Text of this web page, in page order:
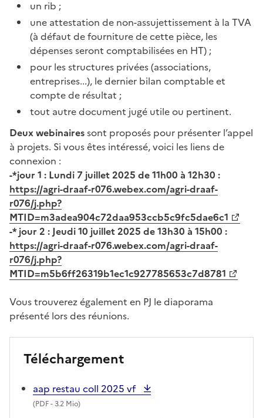
un rib ;
une attestation de non-assujettissement à la TVA
(à défaut de fourniture de cette pièce, les
dépenses seront comptabilisées en HT) ;
pour les structures privées (associations,
entreprises...), le dernier bilan comptable et
compte de résultat ;
tout autre document jugé utile ou pertinent.
Deux webinairessont proposés pour présenter l’appel
à projets. Si vous êtes intéressé, voici les liens de
connexion :
-*jour 1 : Lundi 7 juillet 2025 de 11h00 à 12h30 :
https://agri-draaf-r076.webex.com/agri-draaf-
r076/j.php?
MTID=m3adea904c72daa953ccb5c9fc5dae6c1
-* jour 2 : Jeudi 10 juillet 2025 de 13h30 à 15h00 :
https://agri-draaf-r076.webex.com/agri-draaf-
r076/j.php?
MTID=m5b6ff26319b1ec1c927785653c7d8781
Vous trouverez également en PJ le diaporama
présenté lors des réunions.
Téléchargement
aap restau coll 2025 vf
(PDF- 3.2 Mio)